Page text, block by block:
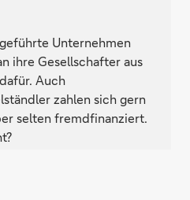
Unternehmen
ihre Gesellschafter aus
Auch
zahlen sich gern
selten fremdfinanziert.